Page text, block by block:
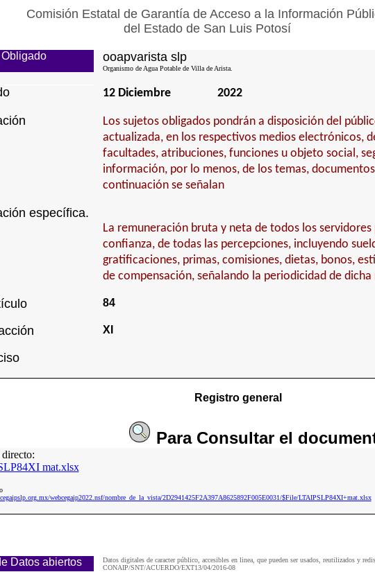
Comisión Estatal de Garantía de Acceso a la Información
del Estado de San Luis Potosí
ooapvarista slp
Organismo de Agua Potable de Villa de Arista.
12 Diciembre 2022
Los sujetos obligados pondrán a disposición del
actualizada, en los respectivos medios electrónicos,
facultades, atribuciones, funciones u objeto social,
información, por lo menos, de los temas,
continuación se señalan
específica.
La remuneración bruta y neta de todos los servidores
confianza, de todas las percepciones, incluyendo
gratificaciones, primas, comisiones, dietas, bonos,
de compensación, señalando la periodicidad de
84
XI
Registro general
Para Consultarel
mat.xlsx
webcegaip2022.nsf/nombre_de_la_vista/2D2941425F2A397A8625892F005E0031/$File/LTAIPSLP84XI+mat.xlsx
Datos abiertos
Datos digitales de caracter público, accesibles en linea, que pueden ser usados, reutilizados y
CONAIP/SNT/ACUERDO/EXT13/04/2016-08